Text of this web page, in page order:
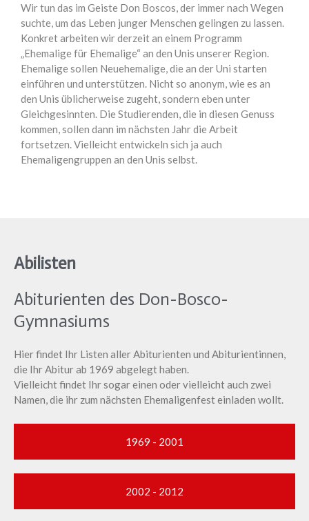
Wir tun das im Geiste Don Boscos, der immer nach Wegen
suchte, um das Leben junger Menschen gelingen zu lassen.
Konkret arbeiten wir derzeit an einem Programm
„Ehemalige für Ehemalige“ an den Unis unserer Region.
Ehemalige sollen Neuehemalige, die an der Uni starten
einführen und unterstützen. Nicht so anonym, wie es an
den Unis üblicherweise zugeht, sondern eben unter
Gleichgesinnten. Die Studierenden, die in diesen Genuss
kommen, sollen dann im nächsten Jahr die Arbeit
fortsetzen. Vielleicht entwickeln sich ja auch
Ehemaligengruppen an den Unis selbst.
Abilisten
Abiturienten des Don-Bosco-
Gymnasiums
Hier findet Ihr Listen aller Abiturienten und Abiturientinnen,
die Ihr Abitur ab 1969 abgelegt haben.
Vielleicht findet Ihr sogar einen oder vielleicht auch zwei
Namen, die ihr zum nächsten Ehemaligenfest einladen wollt.
1969 - 2001
2002 - 2012